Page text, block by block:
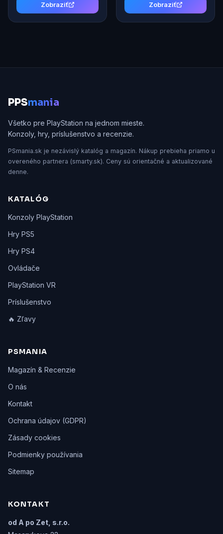
Zobraziť Zobraziť
PPSmania
Všetko pre PlayStation na jednom mieste.
Konzoly, hry, príslušenstvo a recenzie.
PSmania.sk je nezávislý katalóg a magazín. Nákup prebieha priamo u
overeného partnera (smarty.sk). Ceny sú orientačné a aktualizované
denne.
KATALÓG
Konzoly PlayStation
Hry PS5
Hry PS4
Ovládače
PlayStation VR
Príslušenstvo
🔥 Zľavy
PSMANIA
Magazín & Recenzie
O nás
Kontakt
Ochrana údajov (GDPR)
Zásady cookies
Podmienky používania
Sitemap
KONTAKT
od A po Zet, s.r.o.